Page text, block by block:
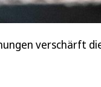
verschärft